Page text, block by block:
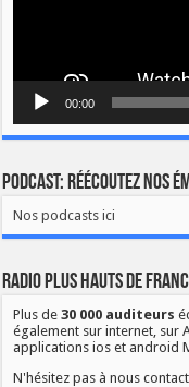
00:00
Podcast: Réécoutez nos
Nos podcasts ici
Radio Plus Hauts de
Plus de30 000 auditeurs
également sur internet, sur
applications ios et android
N'hésitez pas à nous